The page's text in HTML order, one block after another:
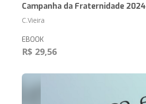
Campanha da Fraternidade 2024
C.Vieira
EBOOK
R$ 29,56